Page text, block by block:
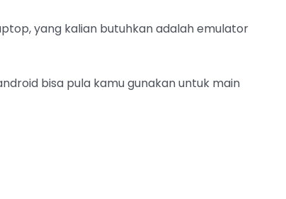
yang kalian butuhkan adalah emulator
bisa pula kamu gunakan untuk main